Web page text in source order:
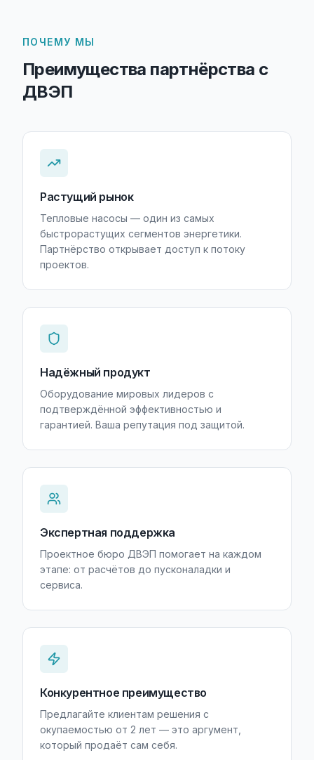
ПОЧЕМУ МЫ
Преимущества партнёрства с
ДВЭП
Растущий рынок
Тепловые насосы — один из самых
быстрорастущих сегментов энергетики.
Партнёрство открывает доступ к потоку
проектов.
Надёжный продукт
Оборудование мировых лидеров с
подтверждённой эффективностью и
гарантией. Ваша репутация под защитой.
Экспертная поддержка
Проектное бюро ДВЭП помогает на каждом
этапе: от расчётов до пусконаладки и
сервиса.
Конкурентное преимущество
Предлагайте клиентам решения с
окупаемостью от 2 лет — это аргумент,
который продаёт сам себя.